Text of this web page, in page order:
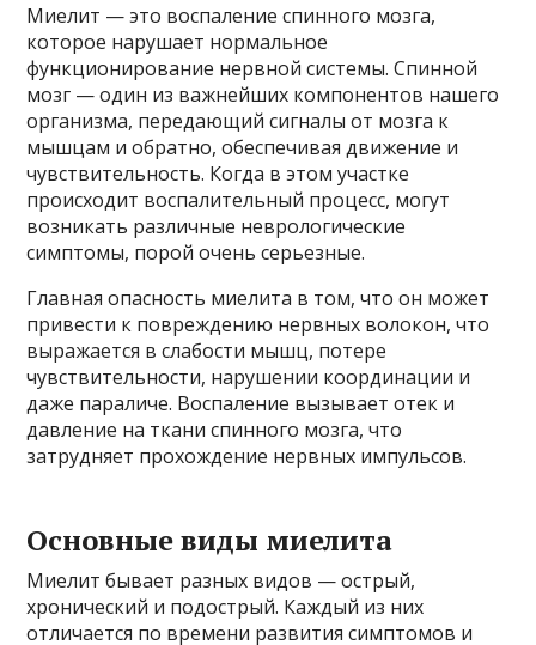
Миелит — это воспаление спинного мозга,
которое нарушает нормальное
функционирование нервной системы. Спинной
мозг — один из важнейших компонентов нашего
организма, передающий сигналы от мозга к
мышцам и обратно, обеспечивая движение и
чувствительность. Когда в этом участке
происходит воспалительный процесс, могут
возникать различные неврологические
симптомы, порой очень серьезные.
Главная опасность миелита в том, что он может
привести к повреждению нервных волокон, что
выражается в слабости мышц, потере
чувствительности, нарушении координации и
даже параличе. Воспаление вызывает отек и
давление на ткани спинного мозга, что
затрудняет прохождение нервных импульсов.
Основные виды миелита
Миелит бывает разных видов — острый,
хронический и подострый. Каждый из них
отличается по времени развития симптомов и